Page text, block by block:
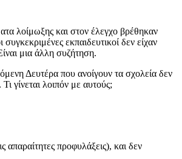
λοίμωξης και στον έλεγχο βρέθηκαν
εκπαιδευτικοί δεν είχαν
μια άλλη συζήτηση.
Δευτέρα που ανοίγουν τα σχολεία δεν
γίνεται λοιπόν με αυτούς;
προφυλάξεις), και δεν